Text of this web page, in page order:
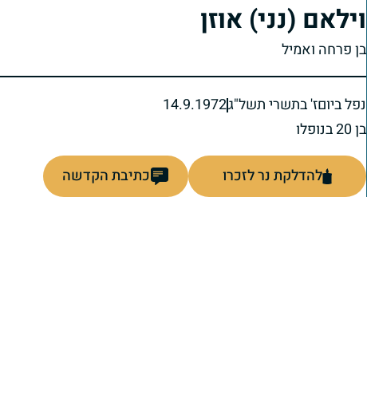
וילאם (נני) אוזן
בן פרחה ואמיל
נפל ביוםז' בתשרי תשל"ג14.9.1972
בן 20 בנופלו
להדלקת נר לזכרו כתיבת הקדשה